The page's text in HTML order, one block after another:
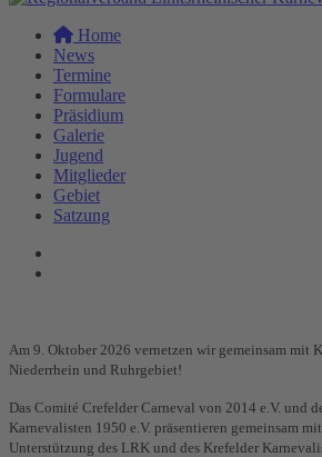
Home
News
Termine
Formulare
Präsidium
Galerie
Jugend
Mitglieder
Gebiet
Satzung
Am 9. Oktober 2026 vernetzen wir gemeinsam mit
Niederrhein und Ruhrgebiet!
Das Comité Crefelder Carneval von 2014 e.V. und
Karnevalisten 1950 e.V. präsentieren gemeinsam
Unterstützung des LRK und des Krefelder